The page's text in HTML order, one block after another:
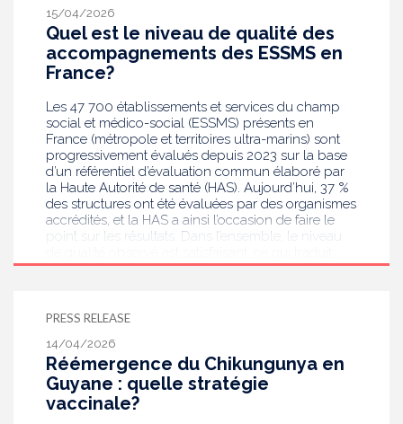
15/04/2026
Quel est le niveau de qualité des
accompagnements des ESSMS en
France?
Les 47 700 établissements et services du champ
social et médico-social (ESSMS) présents en
France (métropole et territoires ultra-marins) sont
progressivement évalués depuis 2023 sur la base
d’un référentiel d’évaluation commun élaboré par
la Haute Autorité de santé (HAS). Aujourd’hui, 37 %
des structures ont été évaluées par des organismes
accrédités, et la HAS a ainsi l’occasion de faire le
point sur les résultats. Dans l’ensemble, le niveau
l’engagement des professionnels sur le terrain.
des risques. Pour rappel, les résultats d’évaluation
service d’information en ligne Qualiscope.
PRESS RELEASE
14/04/2026
Réémergence du Chikungunya en
Guyane : quelle stratégie
vaccinale?